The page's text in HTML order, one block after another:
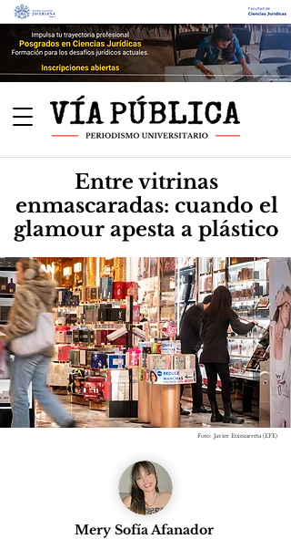
Entre vitrinas
enmascaradas: cuando el
glamour apesta a plástico
Foto: Javier Etxezarreta (EFE)
Mery Sofía Afanador